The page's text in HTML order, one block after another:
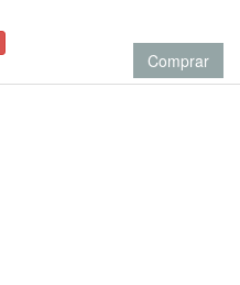
Comprar